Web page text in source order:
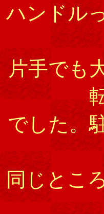
ハンドル
片手でも
でした。
同じとこ